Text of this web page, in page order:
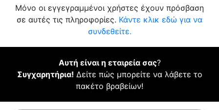
Μόνο οι εγγεγραμμένοι χρήστες έχουν πρόσβαση
σε αυτές τις πληροφορίες. Κάντε κλικ εδώ για να
συνδεθείτε.
Αυτή είναι η εταιρεία σας?
Συγχαρητήρια! Δείτε πώς μπορείτε να λάβετε το
πακέτο βραβείων!